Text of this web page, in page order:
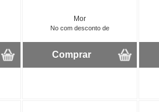
Mor
No com desconto de
Comprar